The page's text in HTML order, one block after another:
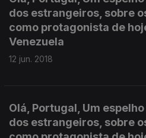
dos estrangeiros, sobre
como protagonista de
Venezuela
12 jun. 2018
Olá, Portugal, Um
dos estrangeiros, sobre